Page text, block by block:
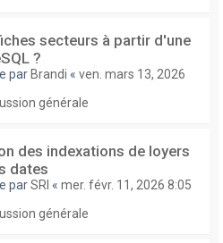
secteurs à partir d'une
?
par Brandi « ven. mars 13, 2026
générale
des indexations de loyers
dates
parSRI « mer. févr. 11, 2026 8:05
générale